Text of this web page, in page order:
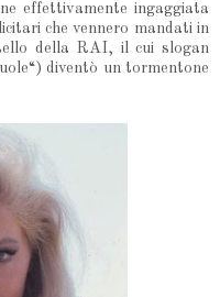
effettivamente ingaggiata
che vennero mandati in
della RAI, il cui slogan
diventò un tormentone